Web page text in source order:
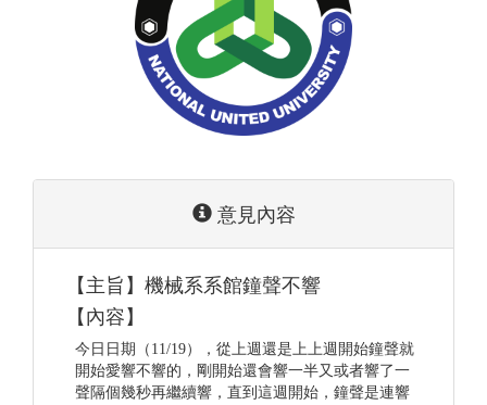
意見內容
【主旨】機械系系館鐘聲不響
【內容】
今日日期（11/19），從上週還是上上週開始鐘聲就
開始愛響不響的，剛開始還會響一半又或者響了一
聲隔個幾秒再繼續響，直到這週開始，鐘聲是連響